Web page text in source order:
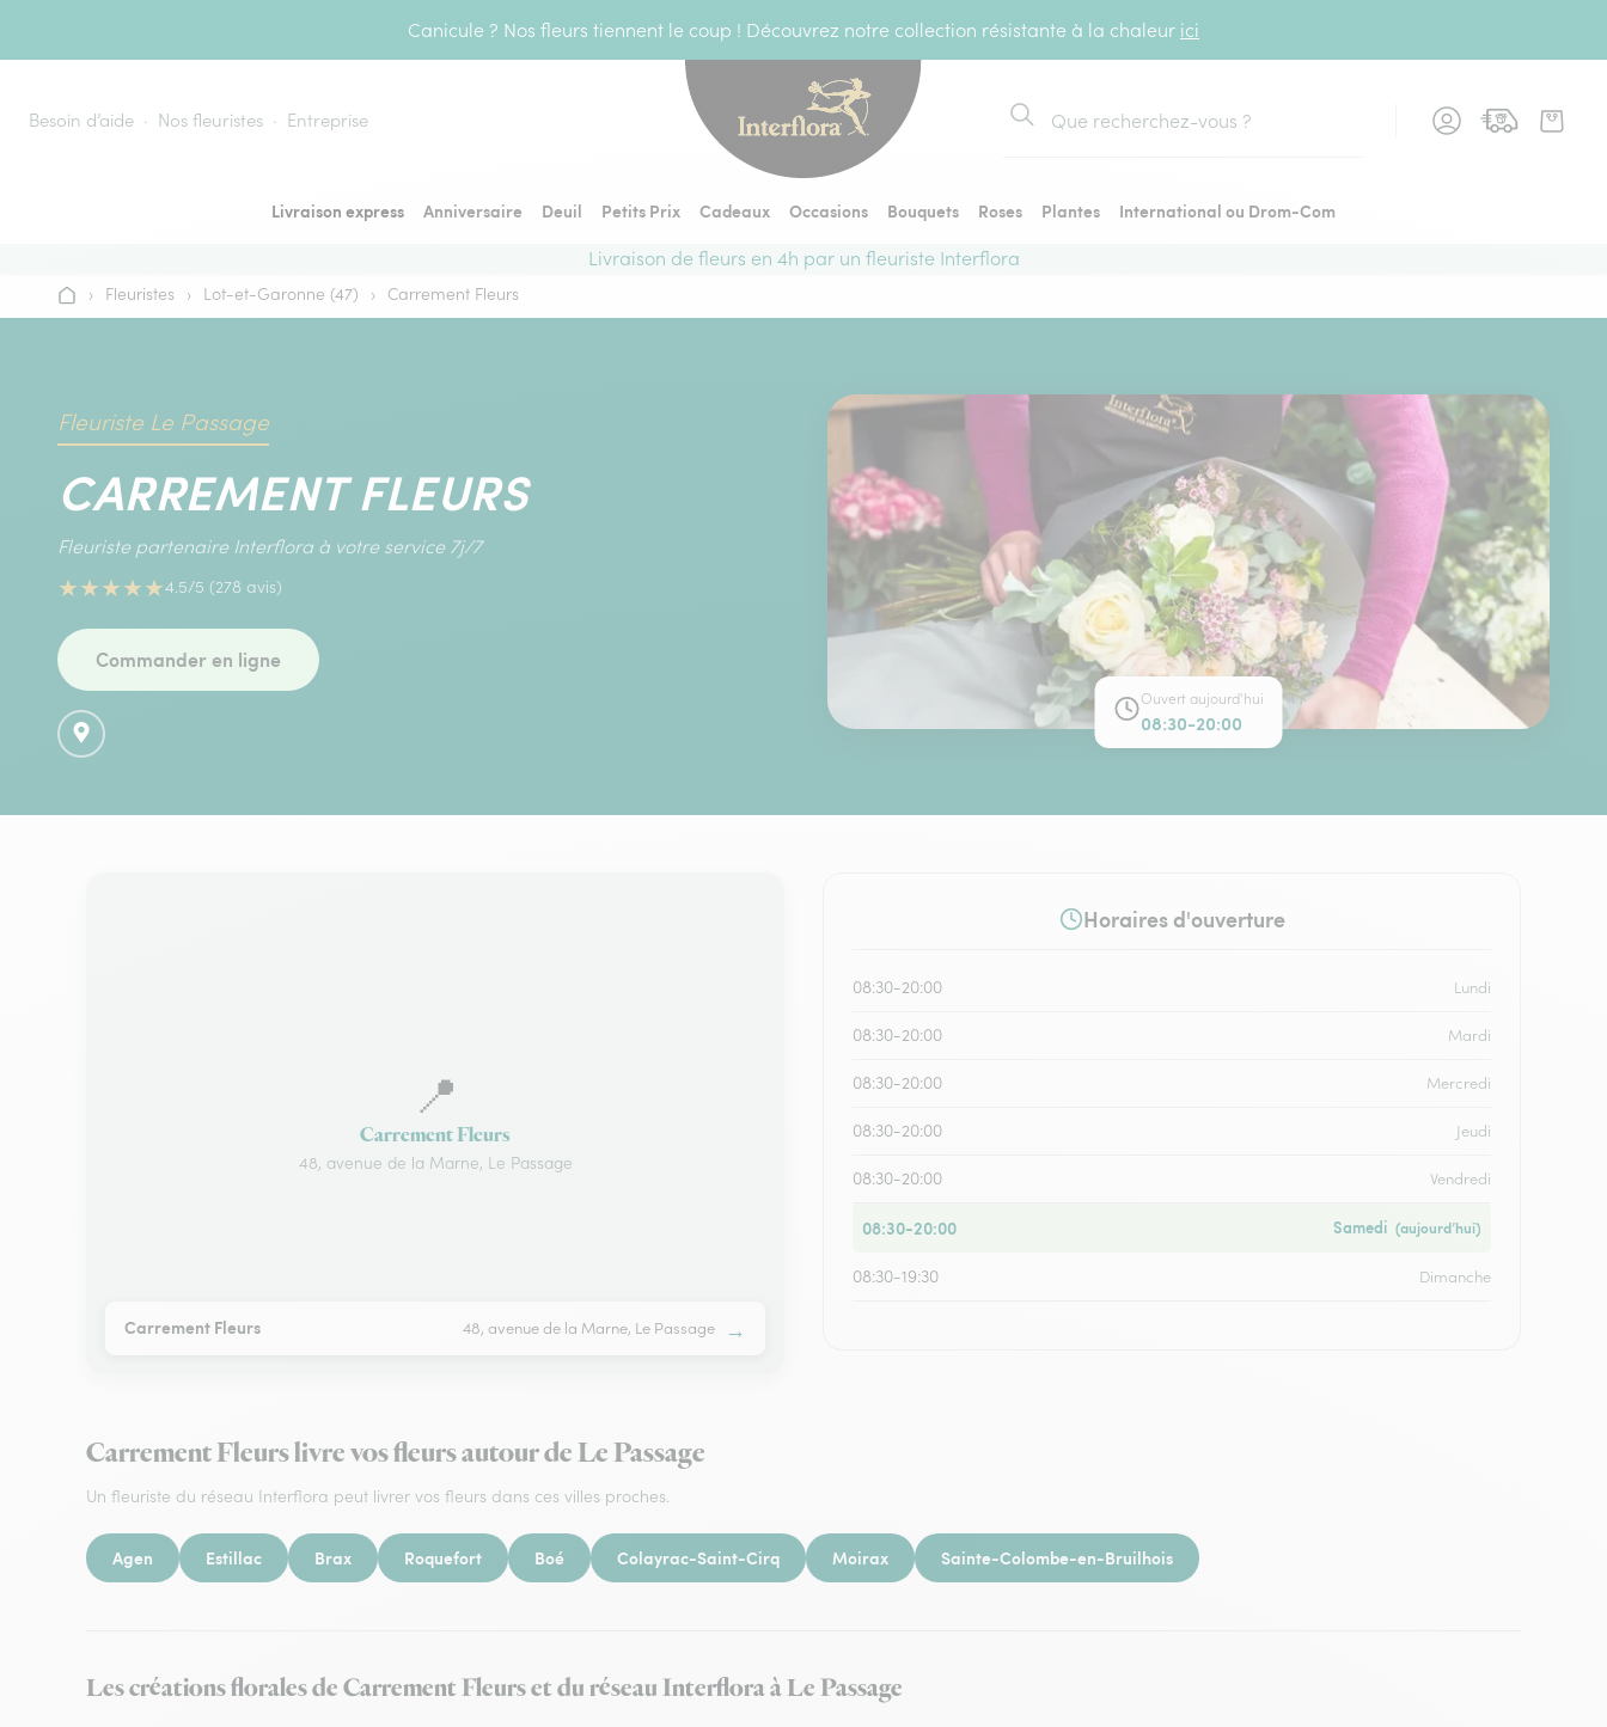
Canicule ? Nos fleurs tiennent le coup ! Découvrez notre collection résistante à la chaleur ici
Besoin d’aide Nos fleuristes Entreprise
Rechercher
Livraison express Anniversaire Deuil Petits Prix Cadeaux Occasions Bouquets Roses Plantes
International ou Drom-Com
Livraison de fleurs en 4h par un fleuriste Interflora
Accueil
› Fleuristes › Lot-et-Garonne (47) › Carrement Fleurs
Fleuriste Le Passage
CARREMENT FLEURS
Fleuriste partenaire Interflora à votre service 7j/7
★★★★★4.5/5 (278 avis)
Commander en ligne
Ouvert aujourd'hui
08:30-20:00
📍
Carrement Fleurs
48, avenue de la Marne, Le Passage
Carrement Fleurs 48, avenue de la Marne, Le Passage →
Horaires d'ouverture
08:30-20:00 Lundi
08:30-20:00 Mardi
08:30-20:00 Mercredi
08:30-20:00 Jeudi
08:30-20:00 Vendredi
08:30-20:00 Samedi (aujourd’hui)
08:30-19:30 Dimanche
Carrement Fleurs livre vos fleurs autour de Le Passage
Un fleuriste du réseau Interflora peut livrer vos fleurs dans ces villes proches.
Agen Estillac Brax Roquefort Boé Colayrac-Saint-Cirq Moirax Sainte-Colombe-en-Bruilhois
Les créations florales de Carrement Fleurs et du réseau Interflora à Le Passage